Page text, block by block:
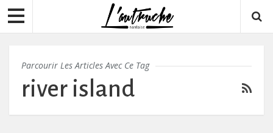
Parcourir Les Articles Avec Ce Tag
river island